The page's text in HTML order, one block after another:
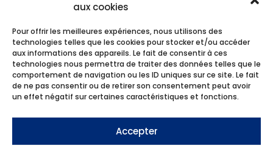
aux cookies
Pour offrir les meilleures expériences, nous utilisons des
technologies telles que les cookies pour stocker et/ou accéder
aux informations des appareils. Le fait de consentir à ces
technologies nous permettra de traiter des données telles que le
comportement de navigation ou les ID uniques sur ce site. Le fait
de ne pas consentir ou de retirer son consentement peut avoir
un effet négatif sur certaines caractéristiques et fonctions.
Accepter
NOUS CONTACTER
 SIRET / APE / RCS
313 211 864 00027
4312 B
Carcassonne B 313 211 864